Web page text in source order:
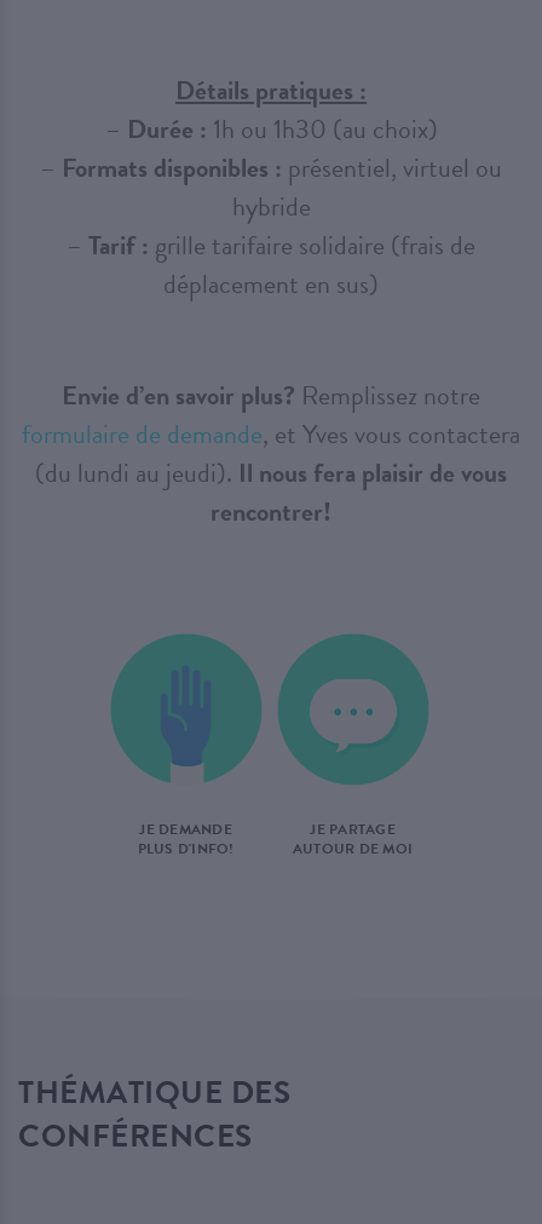
Détails pratiques :
– Durée : 1h ou 1h30 (au choix)
– Formats disponibles : présentiel, virtuel ou
hybride
– Tarif : grille tarifaire solidaire (frais de
déplacement en sus)
Envie d’en savoir plus? Remplissez notre
formulaire de demande, et Yves vous contactera
(du lundi au jeudi). Il nous fera plaisir de vous
rencontrer!
JE DEMANDE
PLUS D'INFO!
JE PARTAGE
AUTOUR DE MOI
THÉMATIQUE DES
CONFÉRENCES